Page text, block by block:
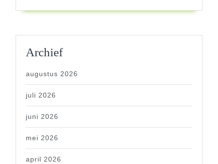
Archief
augustus 2026
juli 2026
juni 2026
mei 2026
april 2026